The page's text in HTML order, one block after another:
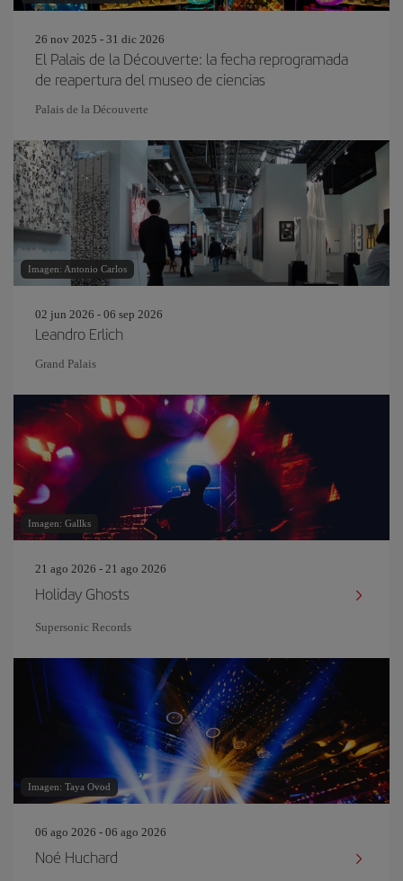
26 nov 2025 - 31 dic 2026
El Palais de la Découverte: la fecha reprogramada
de reapertura del museo de ciencias
Palais de la Découverte
Imagen: Antonio Carlos
02 jun 2026 - 06 sep 2026
Leandro Erlich
Grand Palais
Imagen: Gallks
21 ago 2026 - 21 ago 2026
Holiday Ghosts
Supersonic Records
Imagen: Taya Ovod
06 ago 2026 - 06 ago 2026
Noé Huchard